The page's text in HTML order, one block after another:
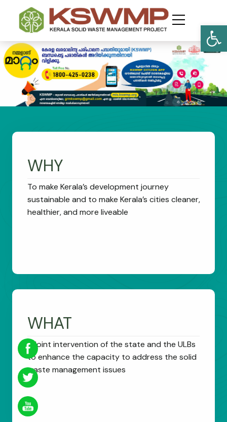
WHY
To make Kerala’s development journey
sustainable and to make Kerala’s cities cleaner,
healthier, and more liveable
WHAT
A joint intervention of the state and the ULBs
to enhance the capacity to address the solid
waste management issues